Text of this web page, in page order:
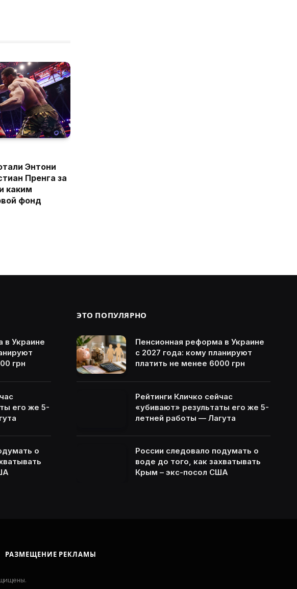
Энтони
Пренга за
каким
фонд
в Украине
грн
его же 5-
о
ЭТО ПОПУЛЯРНО
Пенсионная реформа в Украине
с 2027 года: кому планируют
платить не менее 6000 грн
Рейтинги Кличко сейчас
«убивают» результаты его же 5-
летней работы — Лагута
России следовало подумать о
воде до того, как захватывать
Крым – экс-посол США
РАЗМЕЩЕНИЕ РЕКЛАМЫ